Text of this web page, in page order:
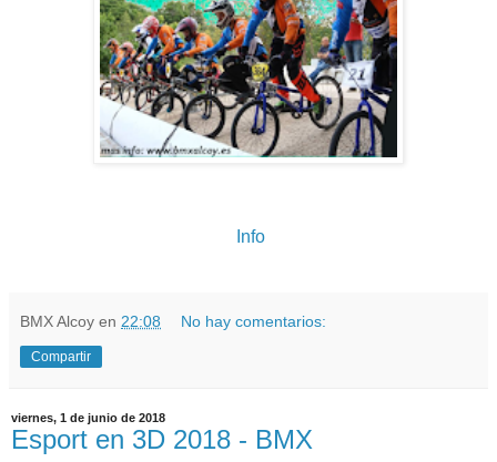
Info
BMX Alcoy en 22:08 No hay comentarios:
Compartir
viernes, 1 de junio de 2018
Esport en 3D 2018 - BMX